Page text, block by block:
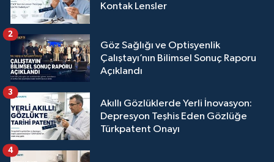
Kontak Lensler
Göz Sağlığı ve Optisyenlik
Çalıştayı’nın Bilimsel Sonuç Raporu
Açıklandı
2
Akıllı Gözlüklerde Yerli İnovasyon:
Depresyon Teşhis Eden Gözlüğe
Türkpatent Onayı
3
4